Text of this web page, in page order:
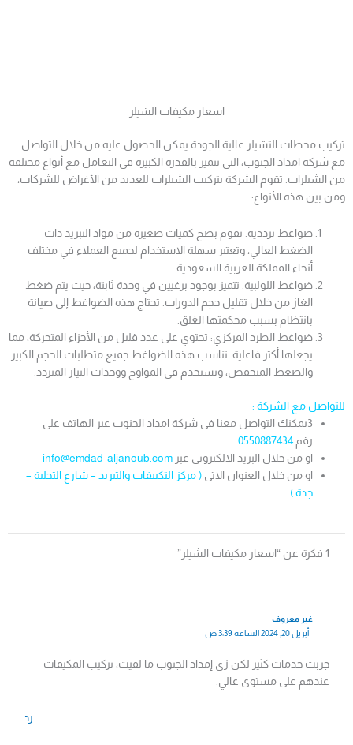
اسعار مكيفات الشيلر
تركيب محطات التشيلر عالية الجودة يمكن الحصول عليه من خلال التواصل
مع شركة امداد الجنوب، التي تتميز بالقدرة الكبيرة في التعامل مع أنواع مختلفة
من الشيلرات. تقوم الشركة بتركيب الشيلرات للعديد من الأغراض للشركات،
ومن بين هذه الأنواع:
ضواغط ترددية: تقوم بضخ كميات صغيرة من مواد التبريد ذات
الضغط العالي، وتعتبر سهلة الاستخدام لجميع العملاء في مختلف
أنحاء المملكة العربية السعودية.
ضواغط اللولبية: تتميز بوجود برغيين في وحدة ثابتة، حيث يتم ضغط
الغاز من خلال تقليل حجم الدورات. تحتاج هذه الضواغط إلى صيانة
بانتظام بسبب محكمتها الغلق.
ضواغط الطرد المركزي: تحتوي على عدد قليل من الأجزاء المتحركة، مما
يجعلها أكثر فاعلية. تناسب هذه الضواغط جميع متطلبات الحجم الكبير
والضغط المنخفض، وتستخدم في المواوح ووحدات التيار المتردد.
للتواصل مع الشركة :
3يمكنك التواصل معنا فى شركة امداد الجنوب عبر الهاتف على
رقم0550887434
او من خلال البريد الالكترونى عبرinfo@emdad-aljanoub.com
او من خلال العنوان الاتى( مركز التكييفات والتبريد – شارع التحلية –
جدة )
1 فكرة عن “اسعار مكيفات الشيلر”
غير معروف
أبريل 20, 2024 الساعة 3:39 ص
جربت خدمات كثير لكن زي إمداد الجنوب ما لقيت، تركيب المكيفات
عندهم على مستوى عالي.
رد